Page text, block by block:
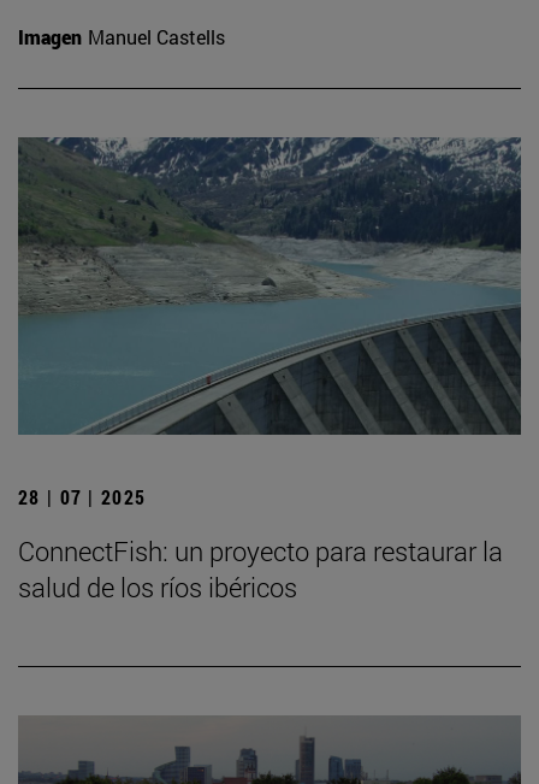
Imagen Manuel Castells
28 | 07 | 2025
ConnectFish: un proyecto para restaurar la
salud de los ríos ibéricos